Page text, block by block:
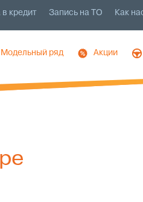
Как
Запись на ТО
в кредит
Акции
Модельный ряд